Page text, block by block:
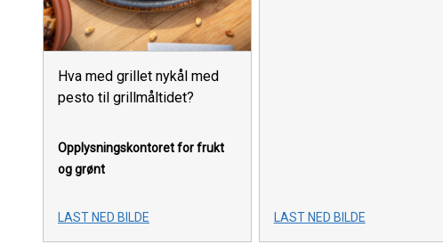
Hva med grillet nykål med
pesto til grillmåltidet?
Opplysningskontoret for frukt
og grønt
LAST NED BILDE LAST NED BILDE